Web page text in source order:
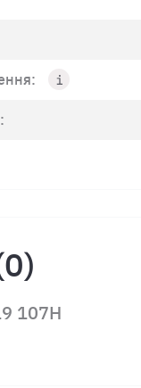
107H